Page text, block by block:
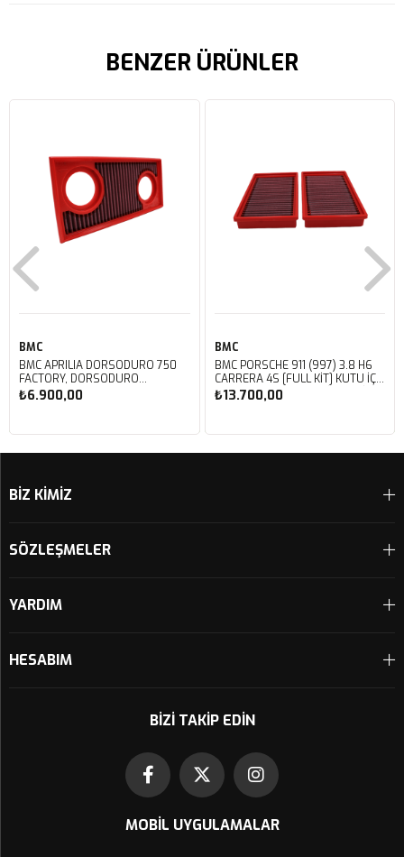
BENZER ÜRÜNLER
BMC
BMC APRILIA DORSODURO 750
FACTORY, DORSODURO
900, SHIVER 750 GT, SHIVER
750 KUTU İÇİ PERFORMANS
₺6.900,00
BMC
BMC PORSCHE 911 (997) 3.8 H6
CARRERA 4S [FULL KIT] KUTU İÇİ
PERFORMANS HAVA FİLTRESİ
FB468/20
₺13.700,00
BİZ KİMİZ
SÖZLEŞMELER
YARDIM
HESABIM
BIZI TAKIP EDIN
MOBIL UYGULAMALAR